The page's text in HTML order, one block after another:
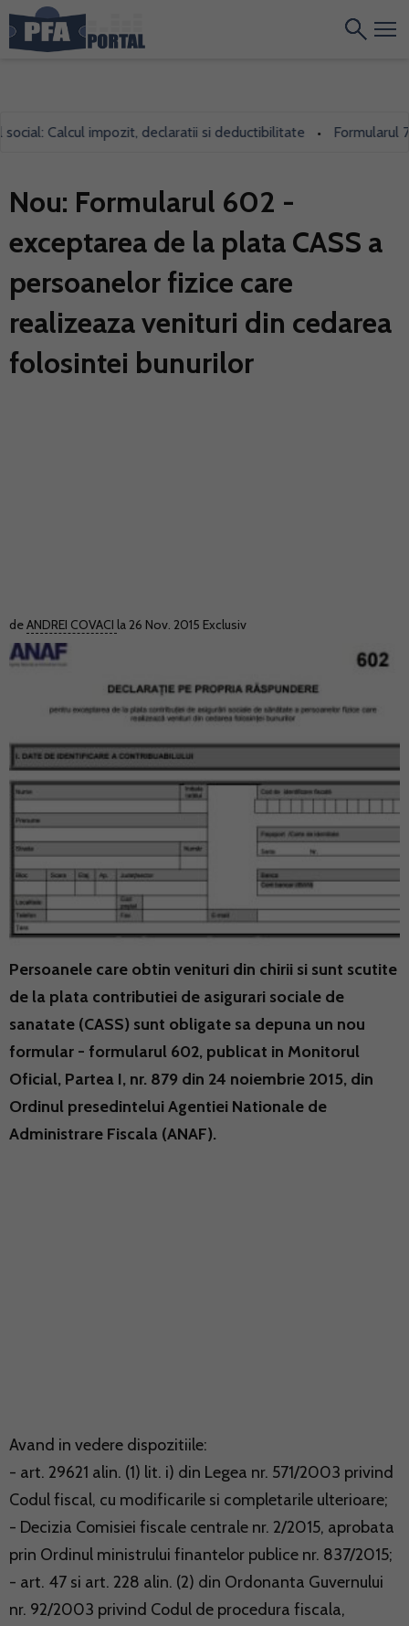
Calcul impozit, declaratii si deductibilitate • Formularul 700,
Nou: Formularul 602 -
exceptarea de la plata CASS a
persoanelor fizice care
realizeaza venituri din cedarea
folosintei bunurilor
deANDREI COVACI la 26 Nov. 2015 Exclusiv
Persoanele care obtin venituri din chirii si sunt scutite
de la plata contributiei de asigurari sociale de
sanatate (CASS) sunt obligate sa depuna un nou
formular - formularul 602, publicat in Monitorul
Oficial, Partea I, nr. 879 din 24 noiembrie 2015, din
Ordinul presedintelui Agentiei Nationale de
Administrare Fiscala (ANAF).
Avand in vedere dispozitiile:
- art. 29621 alin. (1) lit. i) din Legea nr. 571/2003 privind
Codul fiscal, cu modificarile si completarile ulterioare;
- Decizia Comisiei fiscale centrale nr. 2/2015, aprobata
prin Ordinul ministrului finantelor publice nr. 837/2015;
- art. 47 si art. 228 alin. (2) din Ordonanta Guvernului
nr. 92/2003 privind Codul de procedura fiscala,